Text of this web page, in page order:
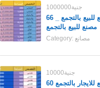
1000000جنية
مصانع للبيع بالتجمع _ 66
مصنع للبيع بالتجمع
Category: مصانع
10000جنية
مصانع للايجار بالتجمع 60